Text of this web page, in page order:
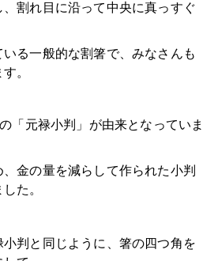
割れ目に沿って中央に真っすぐ
る一般的な割箸で、みなさんも
。
「元禄小判」が由来となっていま
金の量を減らして作られた小判
た。
判と同じように、箸の四つ角を